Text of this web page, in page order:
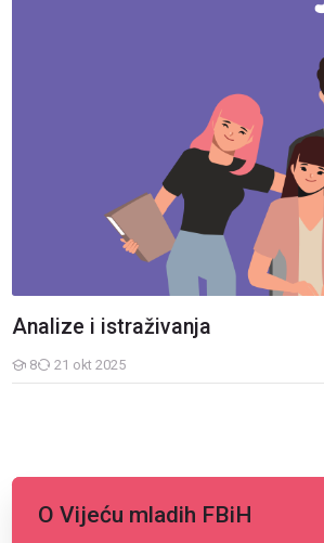
Analize i istraživanja
8
Studenti
21 okt 2025
O Vijeću mladih FBiH